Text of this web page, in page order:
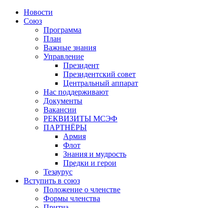
Новости
Союз
Программа
План
Важные знания
Управление
Президент
Президентский совет
Центральный аппарат
Нас поддерживают
Документы
Вакансии
РЕКВИЗИТЫ МСЭФ
ПАРТНЁРЫ
Армия
Флот
Знания и мудрость
Предки и герои
Тезаурус
Вступить в союз
Положение о членстве
Формы членства